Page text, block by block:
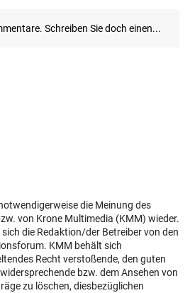
die Meinung des
von Krone Multimedia (KMM) wieder.
die Redaktion/der Betreiber von den
KMM behält sich
Recht verstoßende, den guten
widersprechende bzw. dem Ansehen von
zu löschen, diesbezüglichen